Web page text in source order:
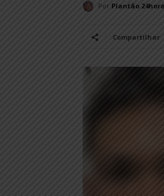
Por Plantão
Compartilhar